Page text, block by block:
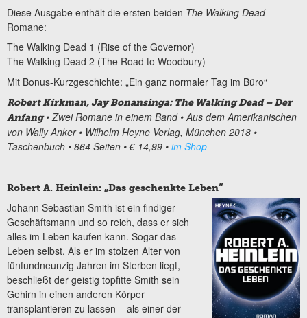
Diese Ausgabe enthält die ersten beiden The Walking Dead-
Romane:
The Walking Dead 1 (Rise of the Governor)
The Walking Dead 2 (The Road to Woodbury)
Mit Bonus-Kurzgeschichte: „Ein ganz normaler Tag im Büro“
Robert Kirkman, Jay Bonansinga: The Walking Dead – Der
Anfang• Zwei Romane in einem Band • Aus dem Amerikanischen
von Wally Anker • Wilhelm Heyne Verlag, München 2018 •
Taschenbuch • 864 Seiten • € 14,99 • im Shop
Robert A. Heinlein: „Das geschenkte Leben“
Johann Sebastian Smith ist ein findiger
Geschäftsmann und so reich, dass er sich
alles im Leben kaufen kann. Sogar das
Leben selbst. Als er im stolzen Alter von
fünfundneunzig Jahren im Sterben liegt,
beschließt der geistig topfitte Smith sein
Gehirn in einen anderen Körper
transplantieren zu lassen – als einer der